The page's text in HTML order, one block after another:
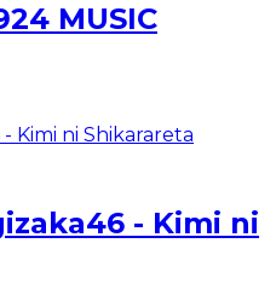
MUSIC
- Kimi ni